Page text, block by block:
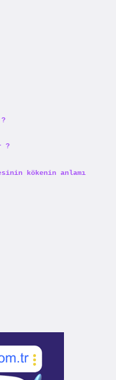
?
kökenin anlamı